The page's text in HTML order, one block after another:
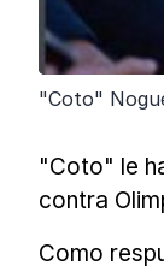
"Coto"
"Coto" le
contra
Como